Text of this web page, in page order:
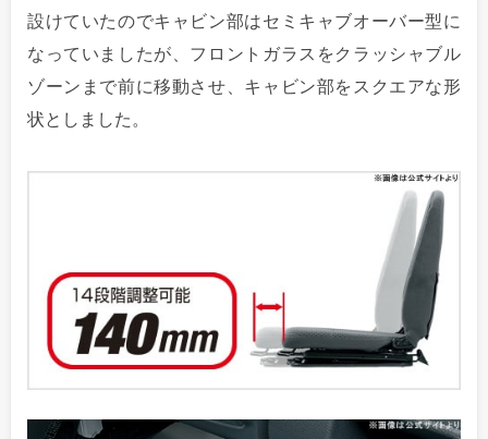
設けていたのでキャビン部はセミキャブオーバー型に
なっていましたが、フロントガラスをクラッシャブル
ゾーンまで前に移動させ、キャビン部をスクエアな形
状としました。